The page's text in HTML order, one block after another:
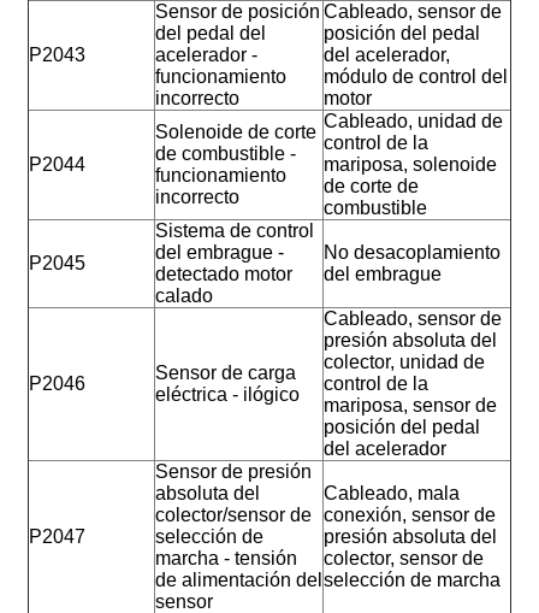
P2043
Sensor de posición
del pedal del
acelerador -
funcionamiento
incorrecto
Cableado, sensor de
posición del pedal
del acelerador,
módulo de control del
motor
P2044
Solenoide de corte
de combustible -
funcionamiento
incorrecto
Cableado, unidad de
control de la
mariposa, solenoide
de corte de
combustible
P2045
Sistema de control
del embrague -
detectado motor
calado
No desacoplamiento
del embrague
P2046
Sensor de carga
eléctrica - ilógico
Cableado, sensor de
presión absoluta del
colector, unidad de
control de la
mariposa, sensor de
posición del pedal
del acelerador
P2047
Sensor de presión
absoluta del
colector/sensor de
selección de
marcha - tensión
de alimentación del
sensor
Cableado, mala
conexión, sensor de
presión absoluta del
colector, sensor de
selección de marcha